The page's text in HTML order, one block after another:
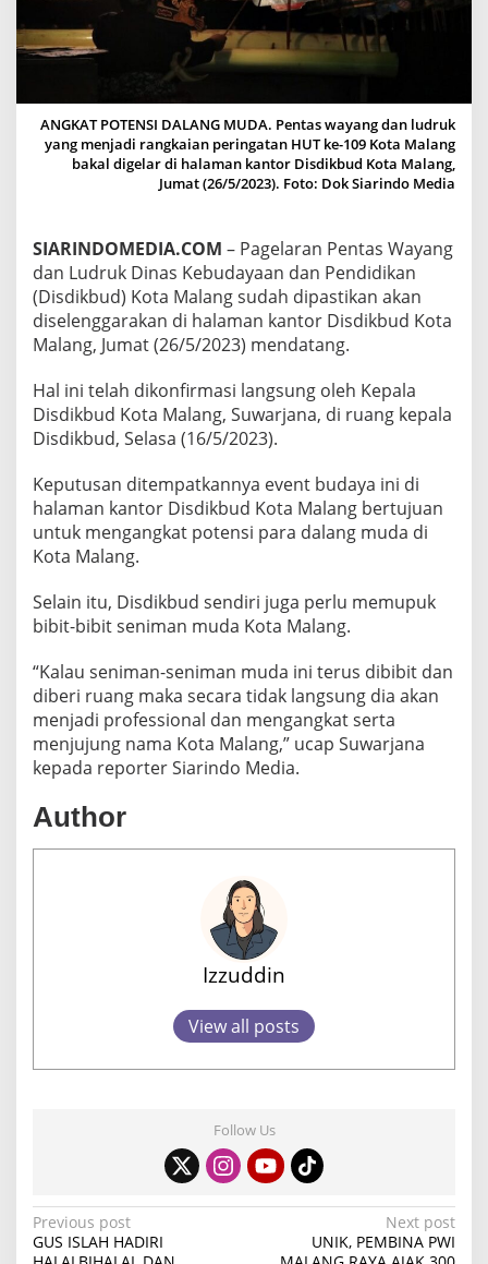
N
G
D
A
L
U
D
R
U
I
P
A
S
T
I
A
N
D
I
A
L
A
M
K
A
N
O
R
D
I
S
D
U
K
O
T
A
M
L
A
G
ANGKAT POTENSI DALANG MUDA. Pentas wayang dan ludruk
yang menjadi rangkaian peringatan HUT ke-109 Kota Malang
bakal digelar di halaman kantor Disdikbud Kota Malang,
Jumat (26/5/2023). Foto: Dok Siarindo Media
SIARINDOMEDIA.COM – Pagelaran Pentas Wayang
dan Ludruk Dinas Kebudayaan dan Pendidikan
(Disdikbud) Kota Malang sudah dipastikan akan
diselenggarakan di halaman kantor Disdikbud Kota
Malang, Jumat (26/5/2023) mendatang.
Hal ini telah dikonfirmasi langsung oleh Kepala
Disdikbud Kota Malang, Suwarjana, di ruang kepala
Disdikbud, Selasa (16/5/2023).
Keputusan ditempatkannya event budaya ini di
halaman kantor Disdikbud Kota Malang bertujuan
untuk mengangkat potensi para dalang muda di
Kota Malang.
Selain itu, Disdikbud sendiri juga perlu memupuk
bibit-bibit seniman muda Kota Malang.
“Kalau seniman-seniman muda ini terus dibibit dan
diberi ruang maka secara tidak langsung dia akan
menjadi professional dan mengangkat serta
menjujung nama Kota Malang,” ucap Suwarjana
kepada reporter Siarindo Media.
Author
Izzuddin
View all posts
Follow Us
P
Previous post
GUS ISLAH HADIRI
Next post
UNIK, PEMBINA PWI